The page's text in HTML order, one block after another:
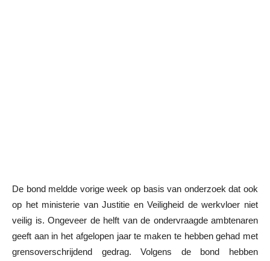
De bond meldde vorige week op basis van onderzoek dat ook
op het ministerie van Justitie en Veiligheid de werkvloer niet
veilig is. Ongeveer de helft van de ondervraagde ambtenaren
geeft aan in het afgelopen jaar te maken te hebben gehad met
grensoverschrijdend gedrag. Volgens de bond hebben